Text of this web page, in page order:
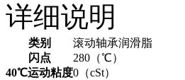
详细说明
类别
滚动轴承润滑脂
闪点
280（℃）
40℃运动粘度0（cSt）